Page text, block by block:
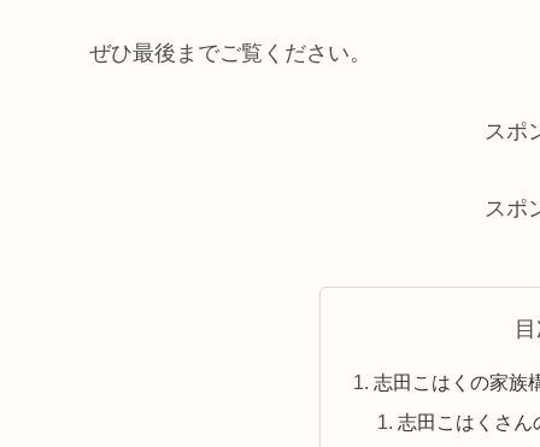
ぜひ最後までご覧ください。
スポ
スポ
志田こはくの家族
志田こはくさん